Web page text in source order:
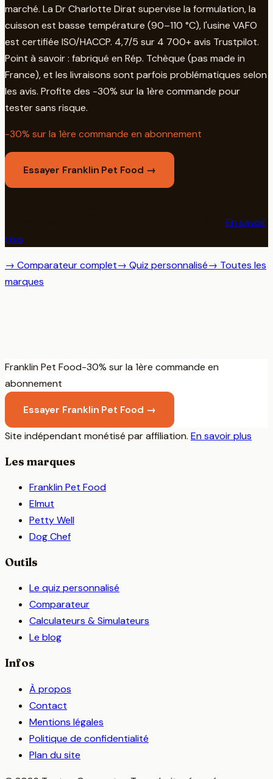
marché. La Dr Charlotte Dirat supervise la formulation, la
cuisson est basse température (90–110 °C), l'usine VAFO
est certifiée ISO/HACCP. 4,7/5 sur 4 700+ avis Trustpilot.
Point à savoir : fabriqué en Rép. Tchèque (pas made in
France), et les livraisons sont parfois problématiques selon
les avis. Profite des -30% sur la 1ère commande pour
tester sans risque.
-30% sur la 1ère commande en abonnement
Essayer Franklin Pet Food →
En savoir
plus
→ Comparateur complet→ Quiz personnalisé→ Toutes les
marques
Franklin Pet Food-30% sur la 1ère commande en
abonnement
Essayer Franklin Pet Food →
Toutou Gourmet
Le comparateur fun et honnête de la bouffe premium pour
chiens et chats en France.
Site indépendant monétisé par affiliation. En savoir plus
Les marques
Franklin Pet Food
Elmut
Petty Well
Dog Chef
Outils
Le quiz personnalisé
Comparateur
Calculateurs & Simulateurs
Le blog
Infos
À propos
Contact
Mentions légales
Politique de confidentialité
Plan du site